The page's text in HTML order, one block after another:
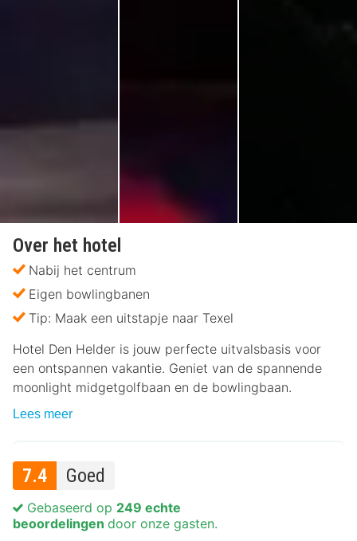
Over het hotel
Nabij het centrum
Eigen bowlingbanen
Tip: Maak een uitstapje naar Texel
Hotel Den Helder is jouw perfecte uitvalsbasis voor
een ontspannen vakantie. Geniet van de spannende
moonlight midgetgolfbaan en de bowlingbaan.
Lees meer
7.4 Goed
Gebaseerd op 249 echte
beoordelingen door onze gasten.